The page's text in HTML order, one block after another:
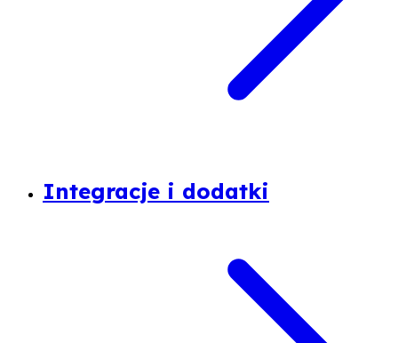
Integracje i dodatki